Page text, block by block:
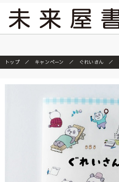
トップ キャンペーン ぐれいさん